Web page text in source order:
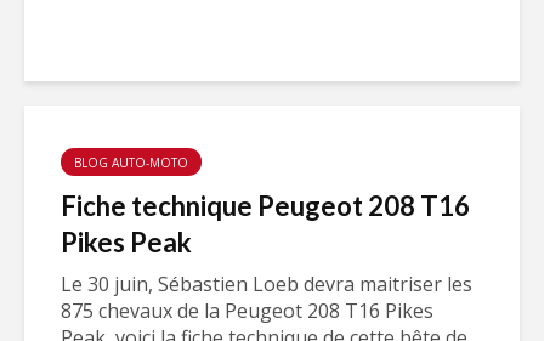
BLOG AUTO-MOTO
Fiche technique Peugeot 208 T16
Pikes Peak
Le 30 juin, Sébastien Loeb devra maitriser les
875 chevaux de la Peugeot 208 T16 Pikes